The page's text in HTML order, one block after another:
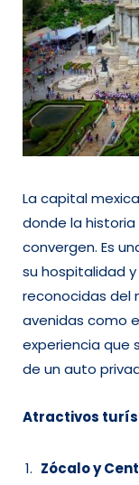
La capital
donde la
convergen. Es
su hospitalidad
reconocidas del
avenidas como
experiencia que
de un auto
Atractivos
Zócalo y